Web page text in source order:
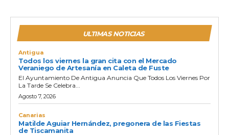
ULTIMAS NOTICIAS
Antigua
Todos los viernes la gran cita con el Mercado
Veraniego de Artesanía en Caleta de Fuste
El Ayuntamiento De Antigua Anuncia Que Todos Los Viernes Por
La Tarde Se Celebra...
Agosto 7, 2026
Canarias
Matilde Aguiar Hernández, pregonera de las Fiestas
de Tiscamanita